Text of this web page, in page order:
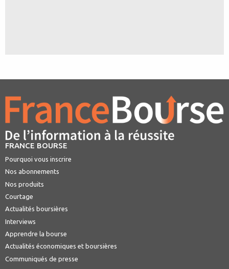
FRANCE BOURSE
Pourquoi vous inscrire
Nos abonnements
Nos produits
Courtage
Actualités boursières
Interviews
Apprendre la bourse
Actualités économiques et boursières
Communiqués de presse